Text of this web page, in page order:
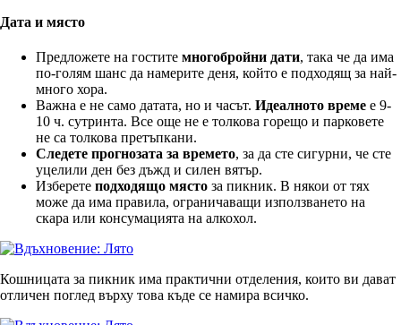
Дата и място
Предложете на гостите многобройни дати, така че да има
по-голям шанс да намерите деня, който е подходящ за най-
много хора.
Важна е не само датата, но и часът. Идеалното време е 9-
10 ч. сутринта. Все още не е толкова горещо и парковете
не са толкова претъпкани.
Следете прогнозата за времето, за да сте сигурни, че сте
уцелили ден без дъжд и силен вятър.
Изберете подходящо място за пикник. В някои от тях
може да има правила, ограничаващи използването на
скара или консумацията на алкохол.
Кошницата за пикник има практични отделения, които ви дават
отличен поглед върху това къде се намира всичко.